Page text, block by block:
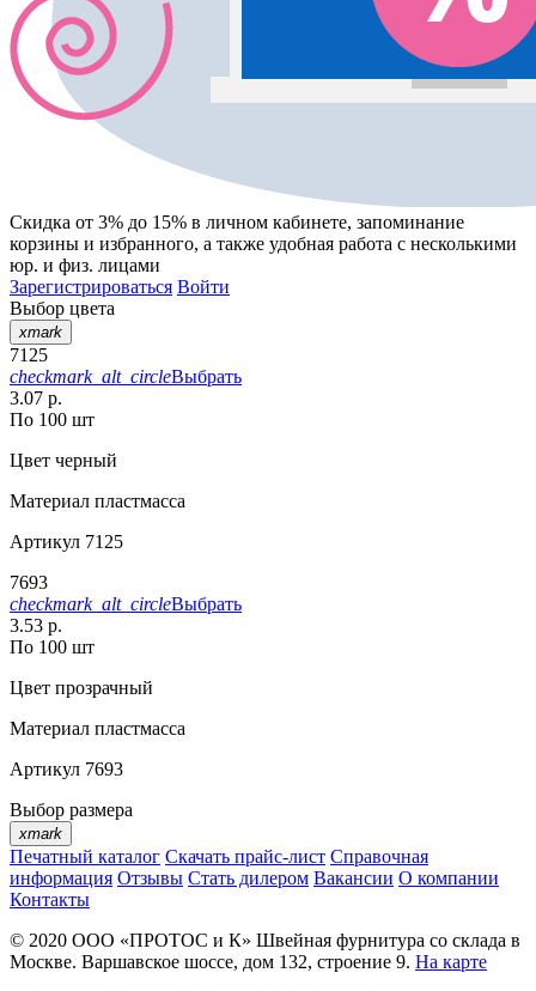
Скидка от 3% до 15% в личном кабинете, запоминание
корзины и избранного, а также удобная работа с несколькими
юр. и физ. лицами
Зарегистрироваться Войти
Выбор цвета
xmark
7125
checkmark_alt_circleВыбрать
3.07 р.
По 100 шт
Цвет черный
Материал пластмасса
Артикул 7125
7693
checkmark_alt_circleВыбрать
3.53 р.
По 100 шт
Цвет прозрачный
Материал пластмасса
Артикул 7693
Выбор размера
xmark
Печатный каталог Скачать прайс-лист Справочная
информация Отзывы Стать дилером Вакансии О компании
Контакты
© 2020 ООО «ПРОТОС и К» Швейная фурнитура со склада в
Москве. Варшавское шоссе, дом 132, строение 9. На карте